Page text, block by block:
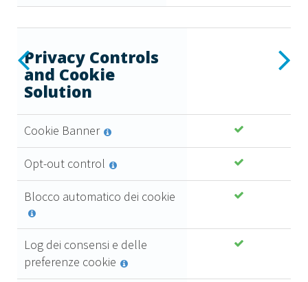
Previous Essential
Crea
di consenso
che segue
tutti i più
elevati
standard di
conformità.
Conforme al
GDPR al 100%
Upgrade dal
Privacy Controls
and Cookie
Solution
Cookie Banner
Opt-out control
Blocco automatico dei cookie
Log dei consensi e delle
preferenze cookie